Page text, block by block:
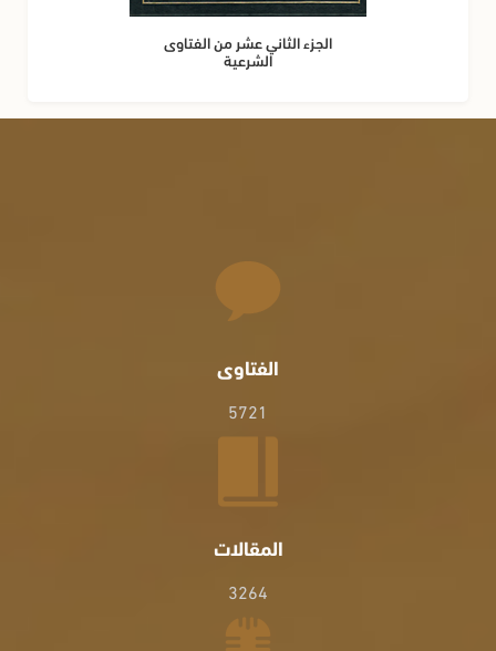
الجزء الثاني عشر من الفتاوى
الشرعية
الفتاوى
5721
المقالات
3264